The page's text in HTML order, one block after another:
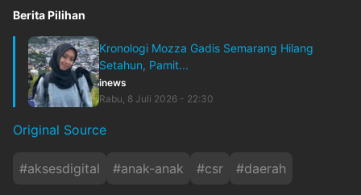
Berita Pilihan
Kronologi Mozza Gadis Semarang Hilang
Setahun, Pamit...
inews
Rabu, 8 Juli 2026 - 22:30
Original Source
#aksesdigital #anak-anak #csr #daerah